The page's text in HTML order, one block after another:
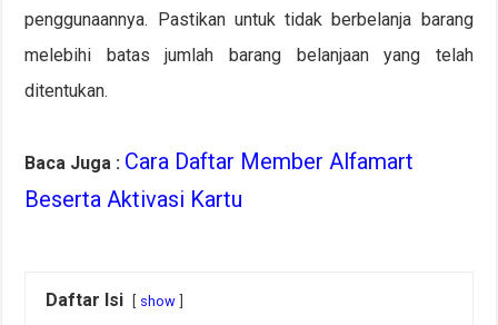
penggunaannya. Pastikan untuk tidak berbelanja barang
melebihi batas jumlah barang belanjaan yang telah
ditentukan.
Baca Juga : Cara Daftar Member Alfamart
Beserta Aktivasi Kartu
Daftar Isi show